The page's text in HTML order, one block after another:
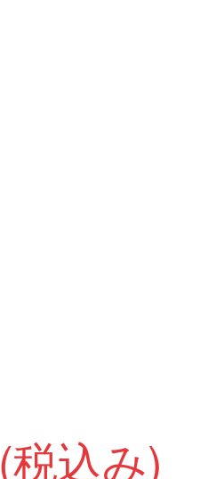
(税込み)